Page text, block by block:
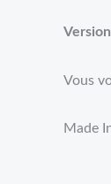
Vous
Made